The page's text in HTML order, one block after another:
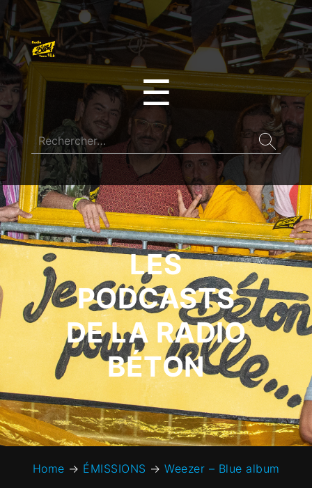
☰
LES
PODCASTS
DE LA RADIO
BÉTON
Home → ÉMISSIONS → Weezer – Blue album